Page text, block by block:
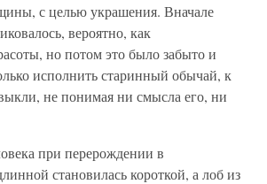
с целью украшения. Вначале
вероятно, как
но потом это было забыто и
исполнить старинный обычай, к
не понимая ни смысла его, ни
при перерождении в
становилась короткой, а лоб из